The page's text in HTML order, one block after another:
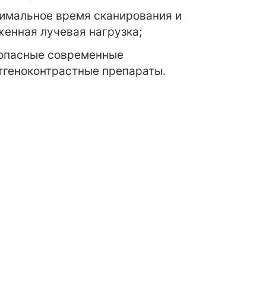
время сканирования и
лучевая нагрузка;
современные
препараты.